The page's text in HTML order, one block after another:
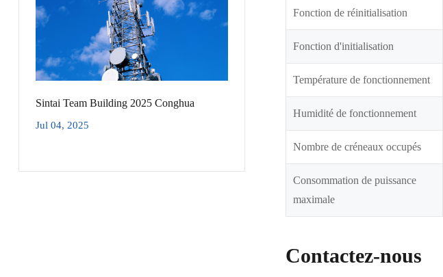
Sintai Team Building 2025 Conghua
Jul 04, 2025
Fonction de réinitialisation
Fonction d'initialisation
Température de fonctionnement
Humidité de fonctionnement
Nombre de créneaux occupés
Consommation de puissance
maximale
Contactez-nous